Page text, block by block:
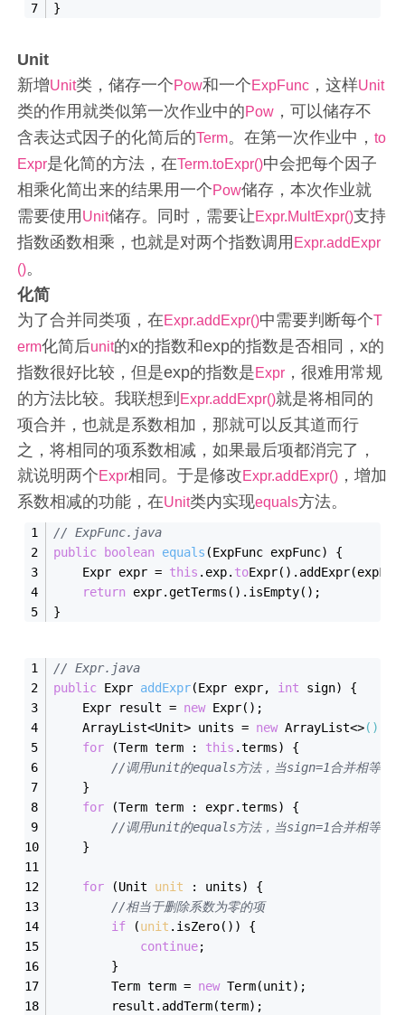
}
Unit
新增Unit类，储存一个Pow和一个ExpFunc ，这样Unit
类的作用就类似第一次作业中的Pow ，可以储存不
含表达式因子的化简后的Term。在第一次作业中，to
Expr是化简的方法，在Term.toExpr()中会把每个因子
相乘化简出来的结果用一个Pow储存，本次作业就
需要使用 Unit储存。同时，需要让Expr.MultExpr()支持
指数函数相乘，也就是对两个指数调用 Expr.addExpr
()。
化简
为了合并同类项，在Expr.addExpr()中需要判断每个T
erm化简后unit的x的指数和exp的指数是否相同，x的
指数很好比较，但是exp的指数是Expr ，很难用常规
的方法比较。我联想到 Expr.addExpr()就是将相同的
项合并，也就是系数相加，那就可以反其道而行
之，将相同的项系数相减，如果最后项都消完了，
就说明两个Expr相同。于是修改Expr.addExpr() ，增加
系数相减的功能，在Unit类内实现equals方法。
// ExpFunc.java
public
boolean equals (ExpFunc expFunc)
{
    Expr expr =
this .exp. toExpr() .addExpr(
return expr.getTerms() .isEmpty() ;
}
// Expr.java
public Expr addExpr(Expr expr, int sign)
{
    Expr result =
new Expr() ;
    ArrayList<Unit> units =
new ArrayList<>()
for (Term term : this .terms) {
//调用unit的equals方法，当sign=1合并相等的
    }
for (Term term : expr.terms) {
//调用unit的equals方法，当sign=1合并相等的
    }
for (Unit unit : units) {
//相当于删除系数为零的项
if (unit .isZero() ) {
continue;
        }
        Term term =
new Term(unit) ;
        result.add
Term(term) ;